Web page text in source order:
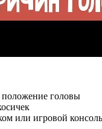
положение головы
или игровой